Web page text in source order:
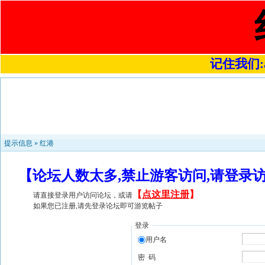
记住我们
提示信息 » 红港
【论坛人数太多,禁止游客访问,请登
请直接登录用户访问论坛，或请 【 点这里注册】
如果您已注册,请先登录论坛即可游览帖子
登录
用户名
密 码